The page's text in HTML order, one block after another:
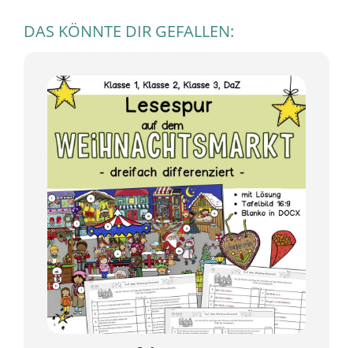
DAS KÖNNTE DIR GEFALLEN: